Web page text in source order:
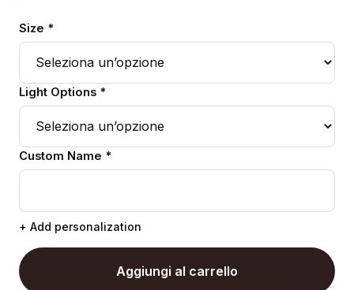
Size *
Light Options *
Custom Name *
+ Add personalization
Aggiungi al carrello